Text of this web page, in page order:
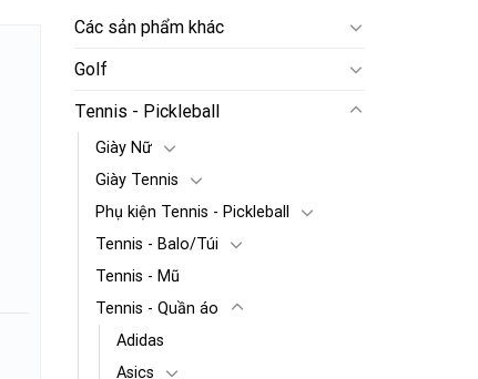
Các sản phẩm khác
Golf
Tennis - Pickleball
Giày Nữ
Giày Tennis
Phụ kiện Tennis - Pickleball
Tennis - Balo/Túi
Tennis - Mũ
Tennis - Quần áo
Adidas
Asics